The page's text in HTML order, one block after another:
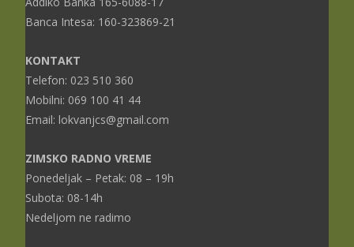
Banca Intesa: 160-323869-21
KONTAKT
Telefon: 023 510 360
Mobilni: 069 100 41 44
Email: lokvanjcs@gmail.com
ZIMSKO RADNO VREME
Ponedeljak – Petak: 08 – 19h
Subota: 08-14h
Nedeljom ne radimo